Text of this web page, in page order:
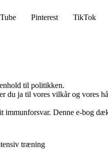
Pinterest TikTok
til politikken.
du ja til vores vilkår og vores
Denne e-bog
træning